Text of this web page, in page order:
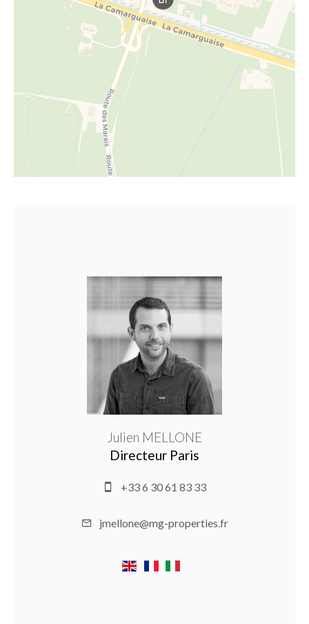
Julien MELLONE
Directeur Paris
+33 6 30 61 83 33
jmellone@mg-properties.fr